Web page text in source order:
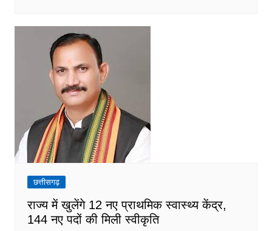
छत्तीसगढ़
राज्य में खुलेंगे 12 नए प्राथमिक स्वास्थ्य केंद्र,
144 नए पदों की मिली स्वीकृति